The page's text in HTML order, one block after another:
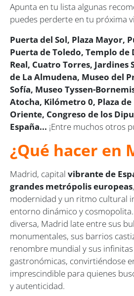
Apunta en tu lista algunas
puedes perderte en tu próxima
Puerta del Sol, Plaza Mayor,
Puerta de Toledo, Templo de
Real, Cuatro Torres, Jardines
de La Almudena, Museo del
Sofía, Museo Tyssen-
Atocha, Kilómetro 0, Plaza de
Oriente, Congreso de los
España... ¡Entre muchos otros
¿Qué hacer en
Madrid, capital vibrante de
grandes metrópolis europeas
modernidad y un ritmo cultural
entorno dinámico y
diversa, Madrid late entre sus
monumentales, sus barrios
renombre mundial y sus
gastronómicas, convirtiéndose
imprescindible para quienes
y autenticidad.